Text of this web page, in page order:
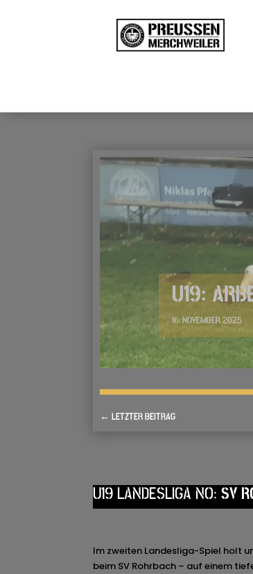
U19:
16. NOVEMBER 2025
←LETZTER BEITRAG
U19 LANDESLIGA NO:SV
Im zweiten Landesliga-Spiel holt
beim SV Rohrbach – auf einem